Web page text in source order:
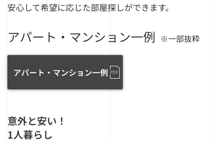
安心して希望に応じた部屋探しができます。
アパート・マンション一例 ※一部抜粋
アパート・マンション一例
意外と安い！
1人暮らし